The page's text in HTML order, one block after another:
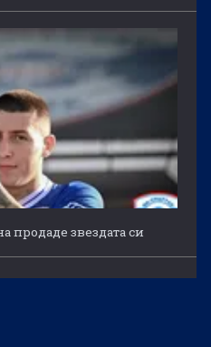
продаде звездата си